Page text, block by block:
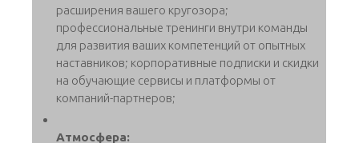
расширения вашего кругозора;
профессиональные тренинги внутри команды
для развития ваших компетенций от опытных
наставников; корпоративные подписки и скидки
на обучающие сервисы и платформы от
компаний-партнеров;
Атмосфера: